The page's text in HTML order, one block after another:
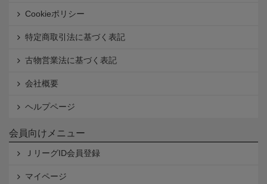
Cookieポリシー
特定商取引法に基づく表記
古物営業法に基づく表記
会社概要
ヘルプページ
会員向けメニュー
ＪリーグID会員登録
マイページ